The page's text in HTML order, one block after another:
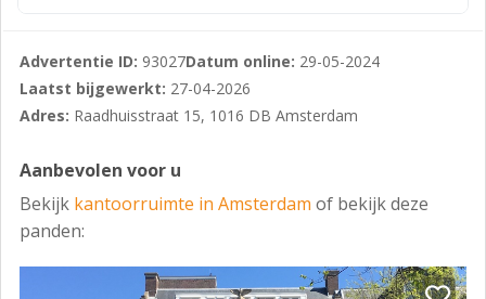
Jaarlijks, conform de reeks
consumentenprijsindexcijfers, reeks CPI Alle
Huishoudens (2015=100), zoals gepubliceerd door het
Zekerheidstelling
Een bankgarantie of waarborgsom ter grootte van
tenminste drie maanden huur en servicekosten te
vermeerderen met BTW.
Advertentie ID: 93027Datum online: 29-05-2024
Laatst bijgewerkt: 27-04-2026
Adres: Raadhuisstraat 15, 1016 DB Amsterdam
Aanbevolen voor u
Bekijk kantoorruimte in Amsterdam of bekijk deze
panden: